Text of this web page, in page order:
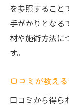
を参照すること
手がかりとなる
材や施術方法に
す。
口コミが教え
口コミから得ら